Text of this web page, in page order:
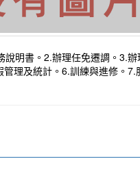
明書。2.辦理任免遷調。3.
理及統計。6.訓練與進修。